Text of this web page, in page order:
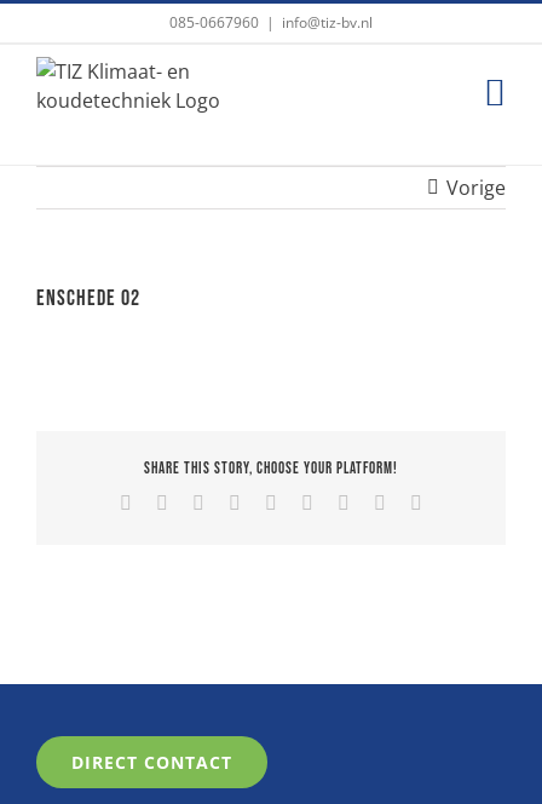
inhoud
085-0667960 | info@tiz-bv.nl
Vorige
Enschede 02
Share This Story, Choose Your Platform!
Facebook Reddit LinkedInWhatsApp
TumblrPinterest
DIRECT CONTACT